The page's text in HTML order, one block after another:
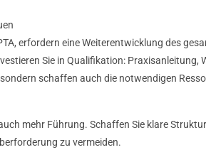
erfordern eine Weiterentwicklung des
Sie in Qualifikation: Praxisanleitung,
schaffen auch die notwendigen
mehr Führung. Schaffen Sie klare
zu vermeiden.